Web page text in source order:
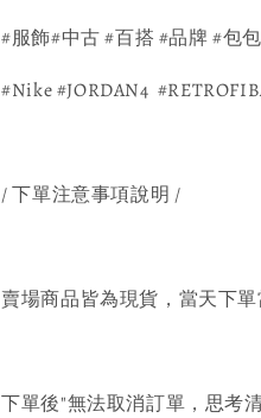
#服飾#中古 #百搭 #品牌 #包
#Nike #JORDAN4
/ 下單注意事項說明 /
賣場商品皆為現貨，當天下單
下單後"無法取消訂單，思考